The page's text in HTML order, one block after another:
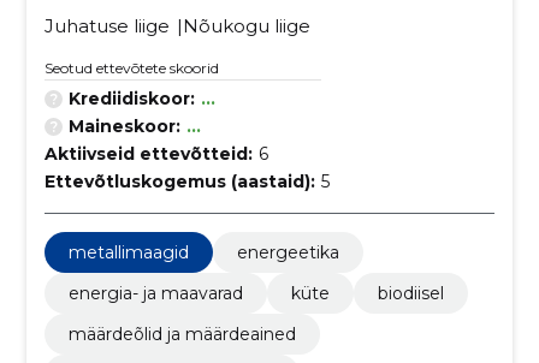
Juhatuse liige
Nõukogu liige
Seotud ettevõtete skoorid
Krediidiskoor: ...
Maineskoor: ...
Aktiivseid ettevõtteid: 6
Ettevõtluskogemus (aastaid): 5
metallimaagid
energeetika
energia- ja maavarad
küte
biodiisel
määrdeõlid ja määrdeained